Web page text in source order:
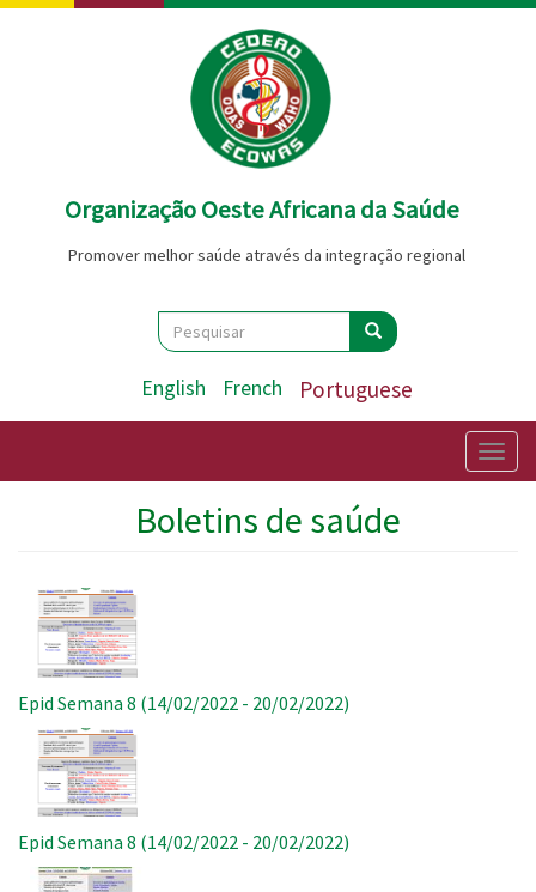
Passar
Organização Oeste Africana da Saúde
Promover melhor saúde através da integração regional
Search
Pesquisar Pesquisar
English French Portuguese
Boletins de saúde
Imagem
Epid Semana 8 (14/02/2022 - 20/02/2022)
Imagem
Epid Semana 8 (14/02/2022 - 20/02/2022)
Imagem